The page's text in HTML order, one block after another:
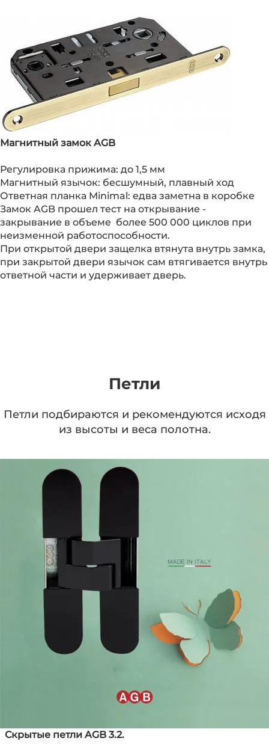
Магнитный замок AGB
Регулировка прижима: до 1,5 мм
Магнитный язычок: бесшумный, плавный ход
Ответная планка Minimal: едва заметна в коробке
Замок AGB прошел тест на открывание -
закрывание в объеме более 500 000 циклов при
неизменной работоспособности.
При открытой двери защелка втянута внутрь замка,
при закрытой двери язычок сам втягивается внутрь
ответной части и удерживает дверь.
Петли
Петли подбираются и рекомендуются исходя
из высоты и веса полотна.
Скрытые петли AGB 3.2.